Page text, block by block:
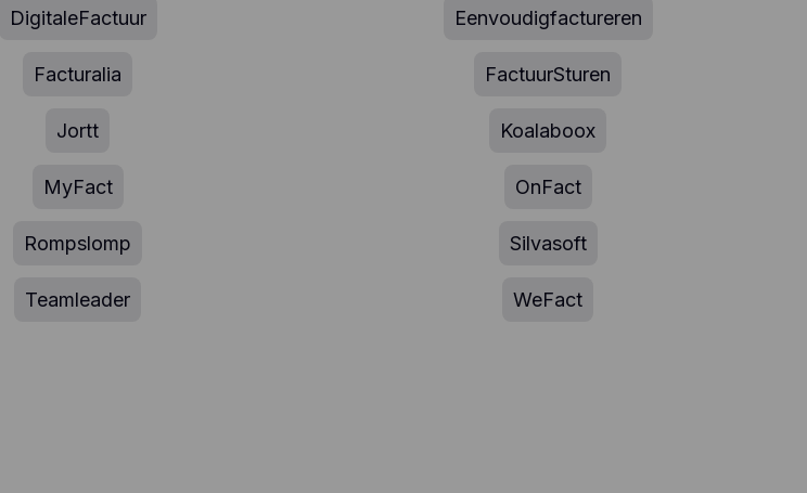
DigitaleFactuur Eenvoudigfactureren
Facturalia FactuurSturen
Jortt Koalaboox
MyFact OnFact
Rompslomp Silvasoft
Teamleader WeFact